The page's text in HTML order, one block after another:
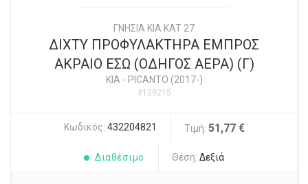
ΓΝΗΣΙΑ KIA KAT 27
ΔΙΧΤΥ ΠΡΟΦΥΛΑΚΤΗΡΑ ΕΜΠΡΟΣ
ΑΚΡΑΙΟ ΕΣΩ (ΟΔΗΓΟΣ ΑΕΡΑ) (Γ)
KIA - PICANTO (2017-)
#129215
Κωδικός: 432204821 Τιμή: 51,77 €
Διαθέσιμο Θέση: Δεξιά